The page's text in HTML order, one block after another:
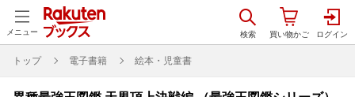
メニュー
トップ 電子書籍 絵本・児童書